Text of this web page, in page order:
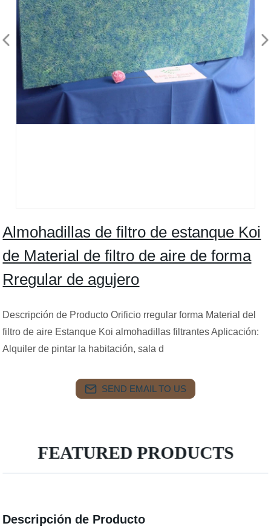
Almohadillas de filtro de estanque Koi
de Material de filtro de aire de forma
Rregular de agujero
Descripción de Producto Orificio rregular forma Material del
filtro de aire Estanque Koi almohadillas filtrantes Aplicación:
Alquiler de pintar la habitación, sala d
SEND EMAIL TO US
FEATURED PRODUCTS
Descripción de Producto